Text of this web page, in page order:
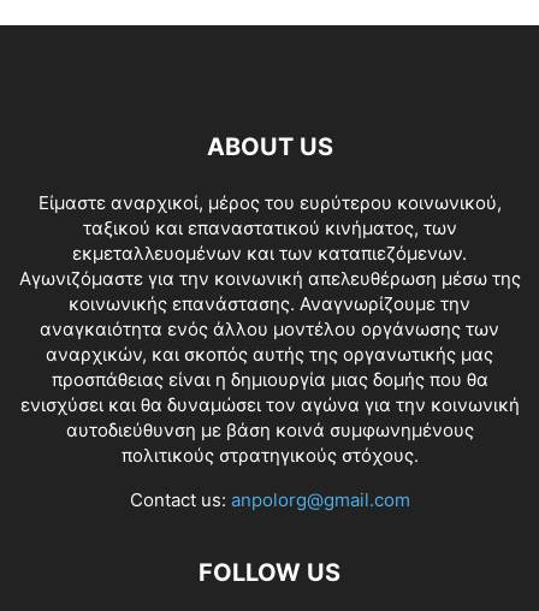
ABOUT US
Είμαστε αναρχικοί, μέρος του ευρύτερου κοινωνικού,
ταξικού και επαναστατικού κινήματος, των
εκμεταλλευομένων και των καταπιεζόμενων.
Αγωνιζόμαστε για την κοινωνική απελευθέρωση μέσω της
κοινωνικής επανάστασης. Αναγνωρίζουμε την
αναγκαιότητα ενός άλλου μοντέλου οργάνωσης των
αναρχικών, και σκοπός αυτής της οργανωτικής μας
προσπάθειας είναι η δημιουργία μιας δομής που θα
ενισχύσει και θα δυναμώσει τον αγώνα για την κοινωνική
αυτοδιεύθυνση με βάση κοινά συμφωνημένους
πολιτικούς στρατηγικούς στόχους.
Contact us: anpolorg@gmail.com
FOLLOW US